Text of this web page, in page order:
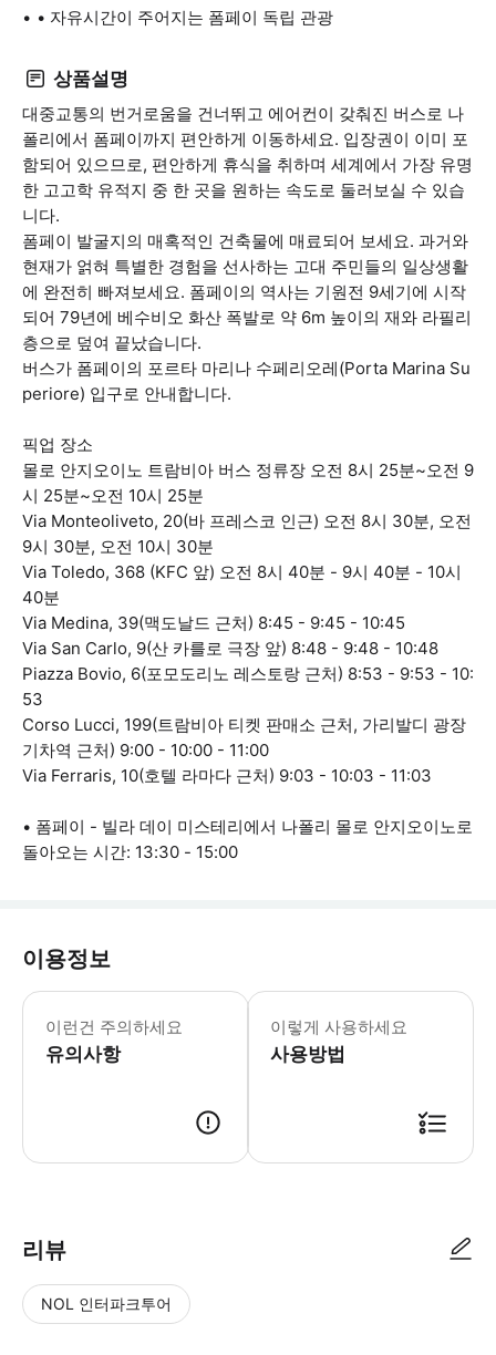
• 자유시간이 주어지는 폼페이 독립 관광
상품설명
대중교통의 번거로움을 건너뛰고 에어컨이 갖춰진 버스로 나
폴리에서 폼페이까지 편안하게 이동하세요. 입장권이 이미 포
함되어 있으므로, 편안하게 휴식을 취하며 세계에서 가장 유명
한 고고학 유적지 중 한 곳을 원하는 속도로 둘러보실 수 있습
니다.
폼페이 발굴지의 매혹적인 건축물에 매료되어 보세요. 과거와
현재가 얽혀 특별한 경험을 선사하는 고대 주민들의 일상생활
에 완전히 빠져보세요. 폼페이의 역사는 기원전 9세기에 시작
되어 79년에 베수비오 화산 폭발로 약 6m 높이의 재와 라필리
층으로 덮여 끝났습니다.
버스가 폼페이의 포르타 마리나 수페리오레(Porta Marina Su
periore) 입구로 안내합니다.
픽업 장소
몰로 안지오이노 트람비아 버스 정류장 오전 8시 25분~오전 9
시 25분~오전 10시 25분
Via Monteoliveto, 20(바 프레스코 인근) 오전 8시 30분, 오전
9시 30분, 오전 10시 30분
Via Toledo, 368 (KFC 앞) 오전 8시 40분 - 9시 40분 - 10시
40분
Via Medina, 39(맥도날드 근처) 8:45 - 9:45 - 10:45
Via San Carlo, 9(산 카를로 극장 앞) 8:48 - 9:48 - 10:48
Piazza Bovio, 6(포모도리노 레스토랑 근처) 8:53 - 9:53 - 10:
53
Corso Lucci, 199(트람비아 티켓 판매소 근처, 가리발디 광장
기차역 근처) 9:00 - 10:00 - 11:00
Via Ferraris, 10(호텔 라마다 근처) 9:03 - 10:03 - 11:03
• 폼페이 - 빌라 데이 미스테리에서 나폴리 몰로 안지오이노로
돌아오는 시간: 13:30 - 15:00
이용정보
이런건 주의하세요
유의사항
• 드물게 유적지가 갑작스럽게 폐쇄
이렇게 사용하세요
사용방법
리뷰
NOL 인터파크투어